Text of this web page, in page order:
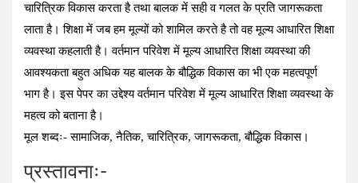
चारित्रिक विकास करता है तथा बालक में सही व गलत के प्रति जागरूकता
लाता है। शिक्षा में जब हम मूल्यों को शामिल करते है तो वह मूल्य आधारित शिक्षा
व्यवस्था कहलाती है। वर्तमान परिवेश में मूल्य आधारित शिक्षा व्यवस्था की
आवश्यकता बहुत अधिक यह बालक के बौद्धिक विकास का भी एक महत्वपूर्ण
भाग है। इस पेपर का उद्देश्य वर्तमान परिवेश में मूल्य आधारित शिक्षा व्यवस्था के
महत्व को बताना है।
मूल शब्दः- सामाजिक, नैतिक, चारित्रिक, जागरूकता, बौद्धिक विकास।
प्रस्तावनाः-